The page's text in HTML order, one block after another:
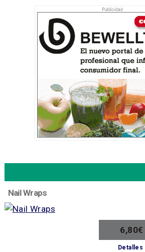
Nail Wraps
6,80€
Detalles